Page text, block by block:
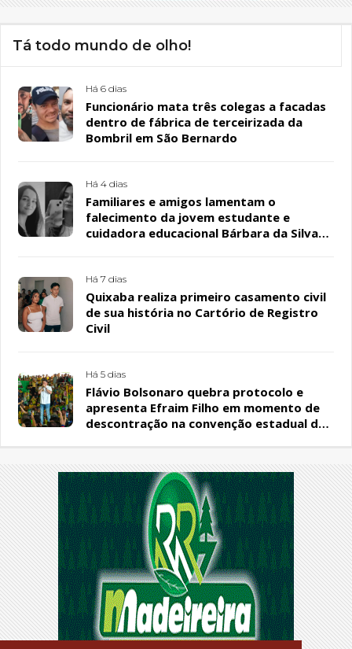
Tá todo mundo de olho!
Há 6 dias
Funcionário mata três colegas a facadas
dentro de fábrica de terceirizada da
Bombril em São Bernardo
Há 4 dias
Familiares e amigos lamentam o
falecimento da jovem estudante e
cuidadora educacional Bárbara da Silva
Há 7 dias
Quixaba realiza primeiro casamento civil
de sua história no Cartório de Registro
Civil
Há 5 dias
Flávio Bolsonaro quebra protocolo e
apresenta Efraim Filho em momento de
descontração na convenção estadual do